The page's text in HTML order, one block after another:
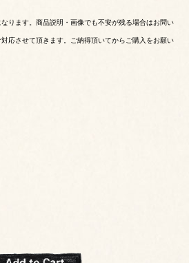
ります。商品説明・画像でも不安が残る場合はお問い
応させて頂きます。ご納得頂いてからご購入をお願い